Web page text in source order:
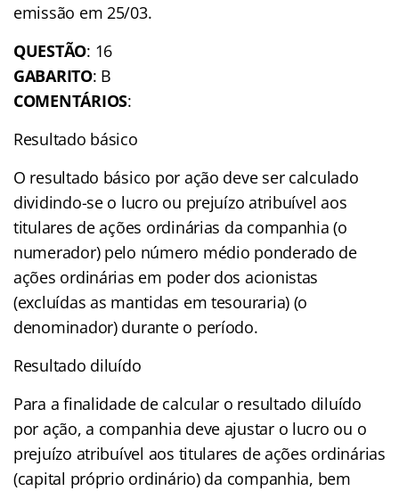
emissão em 25/03.
QUESTÃO: 16
GABARITO: B
COMENTÁRIOS:
Resultado básico
O resultado básico por ação deve ser calculado
dividindo-se o lucro ou prejuízo atribuível aos
titulares de ações ordinárias da companhia (o
numerador) pelo número médio ponderado de
ações ordinárias em poder dos acionistas
(excluídas as mantidas em tesouraria) (o
denominador) durante o período.
Resultado diluído
Para a finalidade de calcular o resultado diluído
por ação, a companhia deve ajustar o lucro ou o
prejuízo atribuível aos titulares de ações ordinárias
(capital próprio ordinário) da companhia, bem